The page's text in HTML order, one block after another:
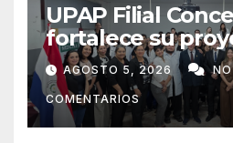
UPAP Filial
fortalece su
internacional con
Prof. Dr. Antonio
referente de la
de Sevilla
AGOSTO 5, 2026
COMENTARIOS